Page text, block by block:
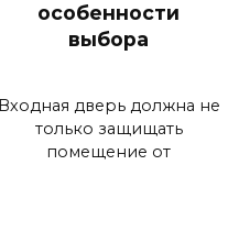
особенности
выбора
Входная дверь должна не
только защищать
помещение от